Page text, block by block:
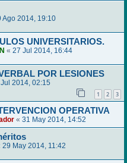
Ago 2014, 19:10
UNIVERSITARIOS.
« 27 Jul 2014, 16:44
POR LESIONES
2014, 02:15
1 2 3
OPERATIVA
« 31 May 2014, 14:52
29 May 2014, 11:42